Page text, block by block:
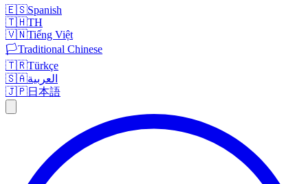
🇪🇸Spanish
🇹🇭TH
🇻🇳Tiếng Việt
🏳️Traditional Chinese
🇹🇷Türkçe
🇸🇦العربية
🇯🇵日本語